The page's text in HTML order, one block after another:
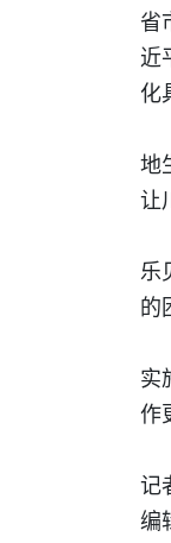
省
近
化
地
让
乐
的
实
作
记
编